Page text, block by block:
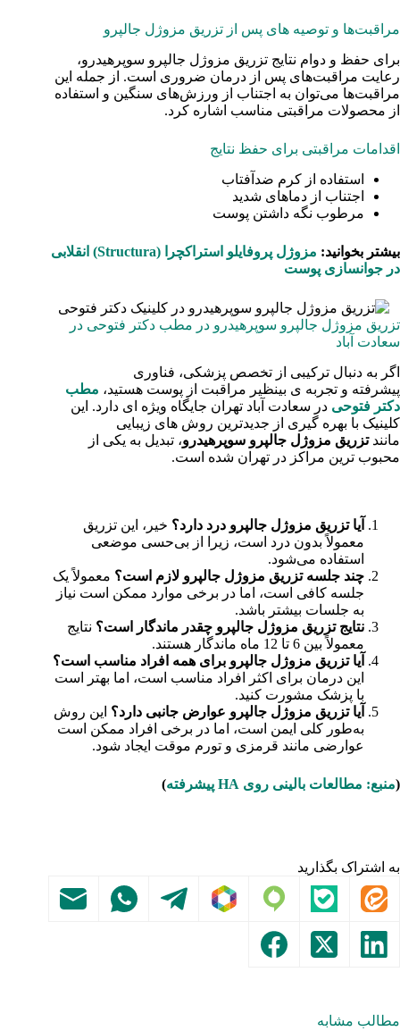
مراقبت‌ها و توصیه‌ های پس از تزریق مزوژل جالپرو
برای حفظ و دوام نتایج تزریق مزوژل جالپرو سوپرهیدرو،
رعایت مراقبت‌های پس از درمان ضروری است. از جمله این
مراقبت‌ها می‌توان به اجتناب از ورزش‌های سنگین و استفاده
از محصولات مراقبتی مناسب اشاره کرد.
اقدامات مراقبتی برای حفظ نتایج
استفاده از کرم ضدآفتاب
اجتناب از دماهای شدید
مرطوب نگه داشتن پوست
بیشتر بخوانید:
مزوژل پروفایلو استراکچرا (Structura) انقلابی
در جوانسازی پوست
تزریق مزوژل جالپرو سوپرهیدرو در مطب دکتر فتوحی در
سعادت آباد
اگر به دنبال ترکیبی از تخصص پزشکی، فناوری
پیشرفته و تجربه ی بینظیر مراقبت از پوست هستید، مطب
دکتر فتوحی در سعادت آباد تهران جایگاه ویژه ای دارد. این
کلینیک با بهره گیری از جدیدترین روش های زیبایی
مانندتزریق مزوژل جالپرو سوپرهیدرو، تبدیل به یکی از
محبوب ترین مراکز در تهران شده است.
آیا تزریق مزوژل جالپرو درد دارد؟ خیر، این تزریق
معمولاً بدون درد است، زیرا از بی‌حسی موضعی
استفاده می‌شود.
چند جلسه تزریق مزوژل جالپرو لازم است؟ معمولاً یک
جلسه کافی است، اما در برخی موارد ممکن است نیاز
به جلسات بیشتر باشد.
نتایج تزریق مزوژل جالپرو چقدر ماندگار است؟ نتایج
معمولاً بین 6 تا 12 ماه ماندگار هستند.
آیا تزریق مزوژل جالپرو برای همه افراد مناسب است؟
این درمان برای اکثر افراد مناسب است، اما بهتر است
با پزشک مشورت کنید.
آیا تزریق مزوژل جالپرو عوارض جانبی دارد؟ این روش
به‌طور کلی ایمن است، اما در برخی افراد ممکن است
عوارضی مانند قرمزی و تورم موقت ایجاد شود.
(منبع: مطالعات بالینی روی HA پیشرفته )
به اشتراک بگذارید
مطالب مشابه